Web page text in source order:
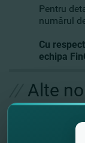
Pentru
numărul
Cu
echipa
Alte